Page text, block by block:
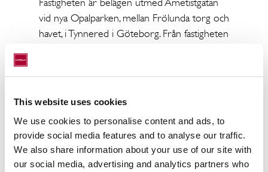
This website uses cookies
We use cookies to personalise content and ads, to
provide social media features and to analyse our traffic.
We also share information about your use of our site with
our social media, advertising and analytics partners who
vid nya Opalparken, mellan Frölunda torg och
havet, i Tynnered i Göteborg. Från fastigheten
Frölunda torg, Göteborgs största
köpcentrum, och 20 minuter till innerstaden.
och på två minuter med bil är man ute pả
Söderleden, en av huvudlederna runt
Göteborg.